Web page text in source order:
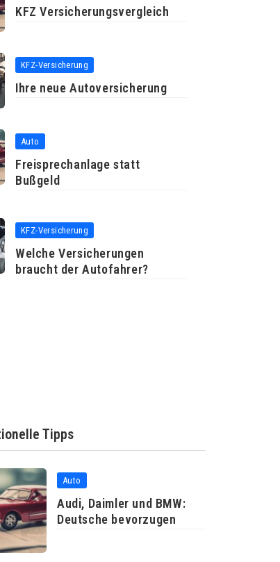
KFZ Versicherungsvergleich
KFZ-Versicherung
Ihre neue Autoversicherung
Auto
Freisprechanlage statt
Bußgeld
KFZ-Versicherung
Welche Versicherungen
braucht der Autofahrer?
Tipps
Auto
Audi, Daimler und BMW:
Deutsche bevorzugen